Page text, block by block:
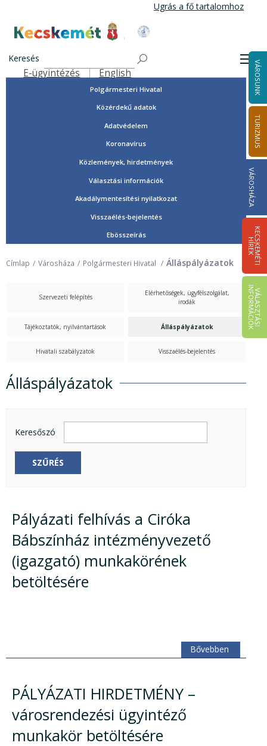
tartalomra
Ugrás a fő tartalomhoz
Kecskemét Város Honlapja
Keresés
Felső navigáció
E-ügyintézés English VÁROSUNK
TURIZMUS
VÁROSHÁZA
K
E
C
S
K
E
M
É
T
I
HÍ
R
E
K
V
Á
L
A
S
Z
T
Á
S
I
IN
F
O
R
M
Á
C
I
Ó
K
Tisztségviselők, képviselők
Országgyűlési képviselők
Önkormányzat
Polgármesteri Hivatal
Közérdekű adatok
Adatvédelem
Koronavírus
Közlemények, hirdetmények
Választási információk
Akadálymentesítési nyilatkozat
Visszaélés-bejelentés
Ebösszeírás
Címlap Városháza Polgármesteri Hivatal Álláspályázatok
Szervezeti felépítés
Elérhetőségek, ügyfélszolgálat,
irodák
Tájékoztatók, nyilvántartások Álláspályázatok
Hivatali szabályzatok Visszaélés-bejelentés
Álláspályázatok
Álláspályázatok
Keresőszó
SZŰRÉS
Pályázati felhívás a Ciróka
Bábszínház intézményvezető
(igazgató) munkakörének
betöltésére
Bővebben
PÁLYÁZATI HIRDETMÉNY –
városrendezési ügyintéző
munkakör betöltésére